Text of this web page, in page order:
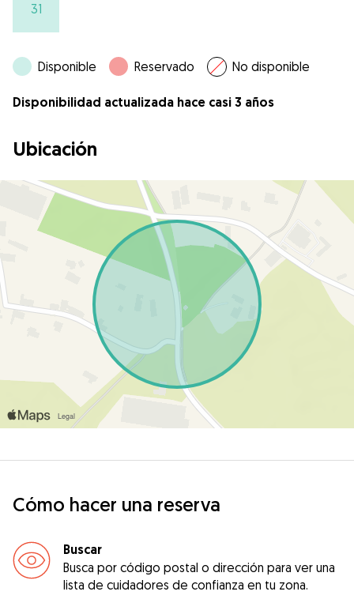
31
Disponible Reservado No disponible
Disponibilidad actualizada hace casi 3 años
Ubicación
Cómo hacer una reserva
Buscar
Busca por código postal o dirección para ver una
lista de cuidadores de confianza en tu zona.